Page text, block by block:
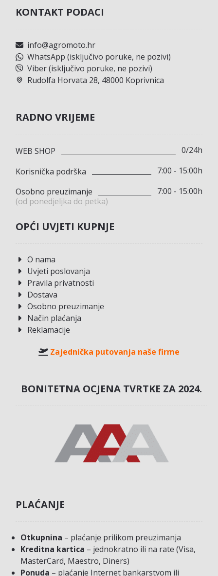
KONTAKT PODACI
info@agromoto.hr
WhatsApp (isključivo poruke, ne pozivi)
Viber (isključivo poruke, ne pozivi)
Rudolfa Horvata 28, 48000 Koprivnica
RADNO VRIJEME
WEB SHOP
0/24h
Korisnička podrška
7:00 - 15:00h
Osobno preuzimanje
(od ponedjeljka do petka)
7:00 - 15:00h
OPĆI UVJETI KUPNJE
O nama
Uvjeti poslovanja
Pravila privatnosti
Dostava
Osobno preuzimanje
Način plaćanja
Reklamacije
Zajednička putovanja naše firme
BONITETNA OCJENA TVRTKE ZA 2024.
PLAĆANJE
Otkupnina – plaćanje prilikom preuzimanja
Kreditna kartica – jednokratno ili na rate (Visa,
MasterCard, Maestro, Diners)
Ponuda – plaćanje Internet bankarstvom ili